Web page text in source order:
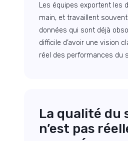
Les équipes exportent les
main, et travaillent
données qui sont déjà
difficile d’avoir une vision
réel des performances du
La qualité du
n’est pas